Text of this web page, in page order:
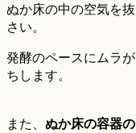
ぬか床の中の空気を
さい。
発酵のペースにムラ
ちします。
また、 ぬか床の容器